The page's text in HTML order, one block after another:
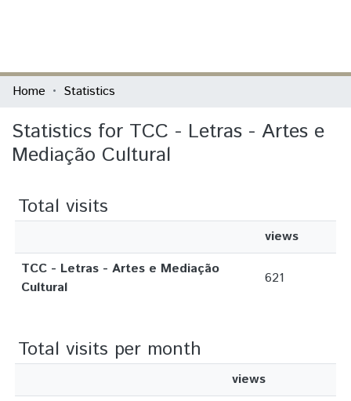
Communities & Collections
All of DSpace
Home Statistics
Statistics for TCC - Letras - Artes e
Mediação Cultural
Total visits
views
TCC - Letras - Artes e Mediação
Cultural
621
Total visits per month
views